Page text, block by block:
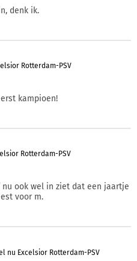
denk ik.
Rotterdam-PSV
kampioen!
Rotterdam-PSV
ook wel in ziet dat een jaartje
voor m.
nu Excelsior Rotterdam-PSV